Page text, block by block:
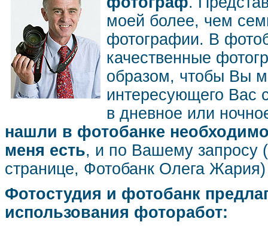
моей более, чем
фотографии. В
качественные
образом, чтобы Вы
интересующего Вас
в дневное или
нашли в фотобанке
меня есть, и по Вашему запросу
странице, Фотобанк Олега
Фотостудия и фотобанк
использования фоторабот: